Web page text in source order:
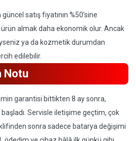
satış fiyatının %50’sine
almak daha ekonomik olur. Ancak
ya da kozmetik durumdan
edilebilir.
Notu
garantisi bittikten 8 ay sonra,
Servisle iletişime geçtim, çok
sonra sadece batarya değişimi